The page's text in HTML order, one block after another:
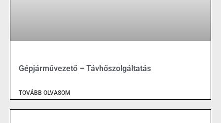
Gépjárművezető – Távhőszolgáltatás
TOVÁBB OLVASOM